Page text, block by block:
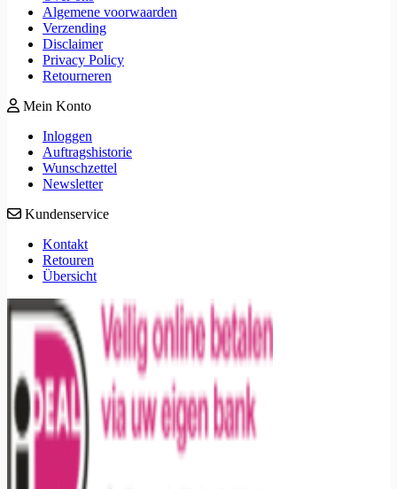
Algemene voorwaarden
Verzending
Disclaimer
Privacy Policy
Retourneren
Mein Konto
Inloggen
Auftragshistorie
Wunschzettel
Newsletter
Kundenservice
Kontakt
Retouren
Übersicht